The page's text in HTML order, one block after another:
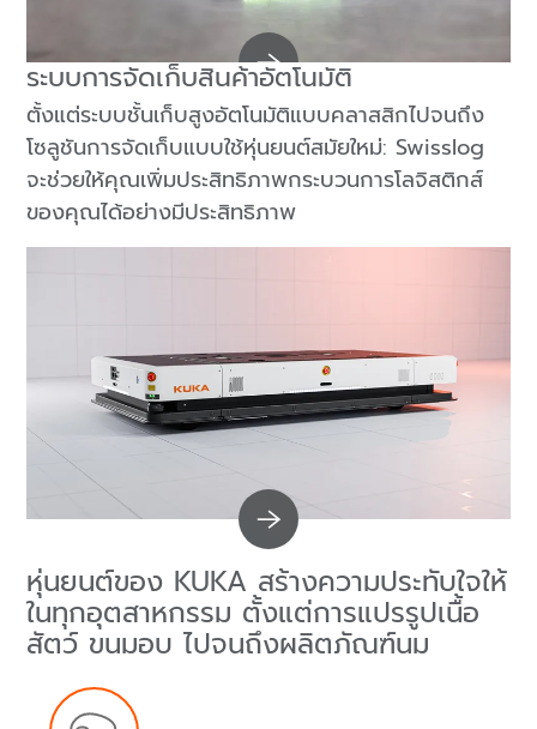
ระบบการจัดเก็บสินค้าอัตโนมัติ
ตั้งแต่ระบบชั้นเก็บสูงอัตโนมัติแบบคลาสสิกไปจนถึง
โซลูชันการจัดเก็บแบบใช้หุ่นยนต์สมัยใหม่: Swisslog
จะช่วยให้คุณเพิ่มประสิทธิภาพกระบวนการโลจิสติกส์
ของคุณได้อย่างมีประสิทธิภาพ
หุ่นยนต์ของ KUKA สร้างความประทับใจให้
ในทุกอุตสาหกรรม ตั้งแต่การแปรรูปเนื้อ
สัตว์ ขนมอบ ไปจนถึงผลิตภัณฑ์นม